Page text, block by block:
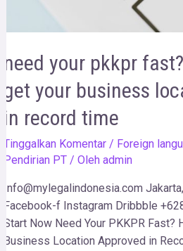
need your pkkpr
get your business
in record time
Tinggalkan Komentar / Foreign
Pendirian PT/ Oleh admin
Info@mylegalindonesia.com
Facebook-f Instagram Dribbble
Start Now Need Your PKKPR Fast?
Business Location Approved in